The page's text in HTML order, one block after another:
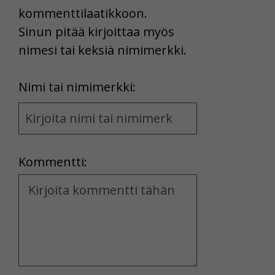
kommenttilaatikkoon.
Sinun pitää kirjoittaa myös
nimesi tai keksiä nimimerkki.
Nimi tai nimimerkki:
Name
and
Kommentti:
Kommentti